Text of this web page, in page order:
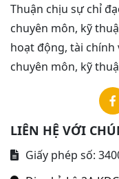
Thuận chịu sự chỉ
chuyên môn, kỹ
hoạt động, tài chính
chuyên môn, kỹ
LIÊN HỆ VỚI
Giấy phép số: